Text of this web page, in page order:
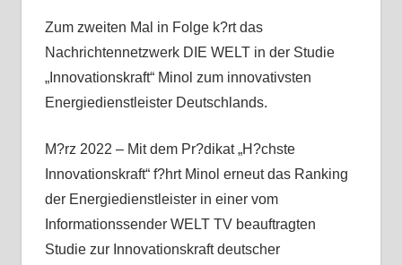
Zum zweiten Mal in Folge k?rt das
Nachrichtennetzwerk DIE WELT in der Studie
„Innovationskraft“ Minol zum innovativsten
Energiedienstleister Deutschlands.
M?rz 2022 – Mit dem Pr?dikat „H?chste
Innovationskraft“ f?hrt Minol erneut das Ranking
der Energiedienstleister in einer vom
Informationssender WELT TV beauftragten
Studie zur Innovationskraft deutscher